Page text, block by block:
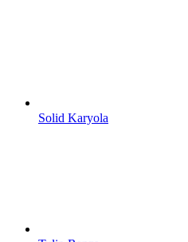
Solid Karyola